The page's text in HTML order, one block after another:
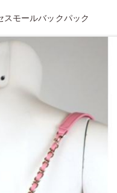
モールバックパック